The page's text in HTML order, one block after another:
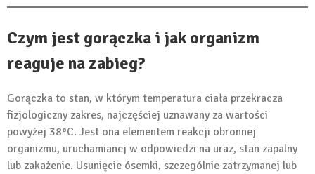
Czym jest gorączka i jak organizm
reaguje na zabieg?
Gorączka to stan, w którym temperatura ciała przekracza
fizjologiczny zakres, najczęściej uznawany za wartości
powyżej 38°C. Jest ona elementem reakcji obronnej
organizmu, uruchamianej w odpowiedzi na uraz, stan zapalny
lub zakażenie. Usunięcie ósemki, szczególnie zatrzymanej lub